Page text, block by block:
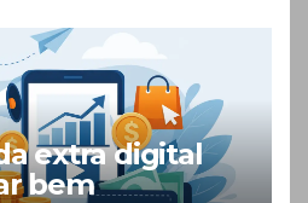
extra digital
bem